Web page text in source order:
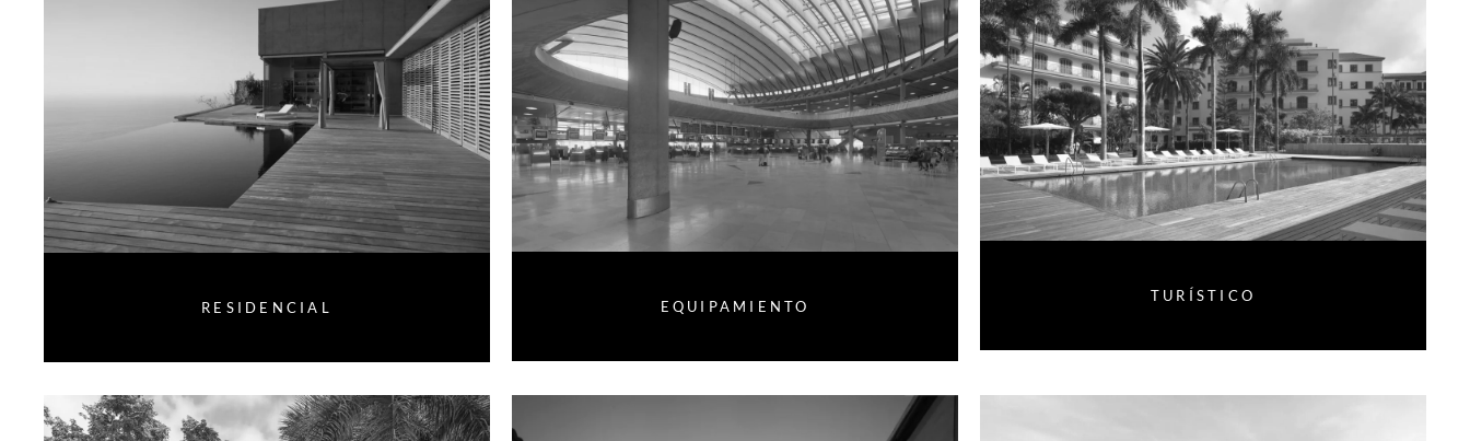
RESIDENCIAL EQUIPAMIENTO
TURÍSTICO